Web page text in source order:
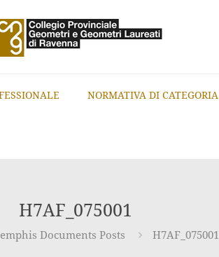
NORMATIVA DI CATEGORIA
H7AF_075001
Documents Posts H7AF_075001